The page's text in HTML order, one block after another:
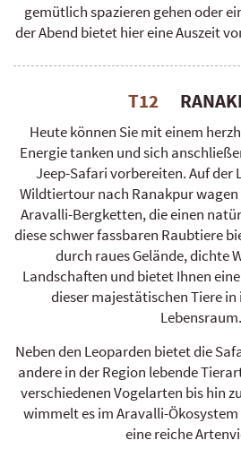
gemütlich spazieren gehen oder
der Abend bietet hier eine Auszeit
T12
Heute können Sie mit einem
Energie tanken und sich
Jeep-Safari vorbereiten. Auf der
Wildtiertour nach Ranakpur wagen
Aravalli-Bergketten, die einen
diese schwer fassbaren Raubtiere
durch raues Gelände, dichte
Landschaften und bietet Ihnen
dieser majestätischen Tiere
Lebensraum.
Neben den Leoparden bietet die
andere in der Region lebende
verschiedenen Vogelarten bis hin
wimmelt es im Aravalli-
eine reiche